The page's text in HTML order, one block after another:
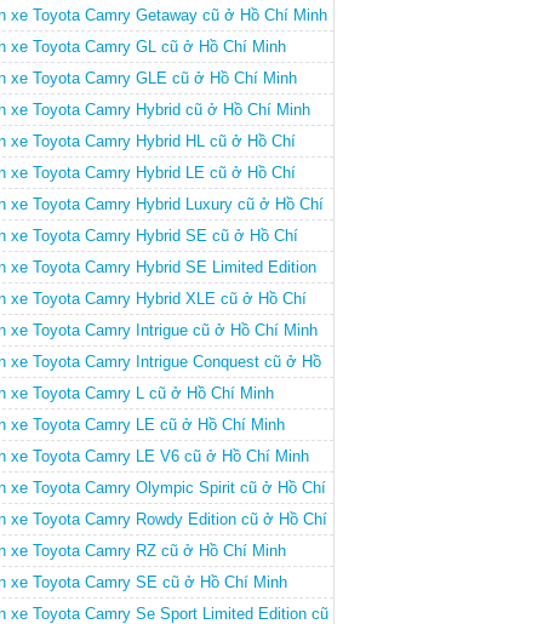
xe Toyota Camry Getaway cũ ở Hồ Chí Minh
xe Toyota Camry GL cũ ở Hồ Chí Minh
xe Toyota Camry GLE cũ ở Hồ Chí Minh
xe Toyota Camry Hybrid cũ ở Hồ Chí Minh
xe Toyota Camry Hybrid HL cũ ở Hồ Chí
xe Toyota Camry Hybrid LE cũ ở Hồ Chí
xe Toyota Camry Hybrid Luxury cũ ở Hồ Chí
xe Toyota Camry Hybrid SE cũ ở Hồ Chí
xe Toyota Camry Hybrid SE Limited Edition
Hồ Chí Minh
xe Toyota Camry Hybrid XLE cũ ở Hồ Chí
xe Toyota Camry Intrigue cũ ở Hồ Chí Minh
xe Toyota Camry Intrigue Conquest cũ ở Hồ
Minh
xe Toyota Camry L cũ ở Hồ Chí Minh
xe Toyota Camry LE cũ ở Hồ Chí Minh
xe Toyota Camry LE V6 cũ ở Hồ Chí Minh
xe Toyota Camry Olympic Spirit cũ ở Hồ Chí
xe Toyota Camry Rowdy Edition cũ ở Hồ Chí
xe Toyota Camry RZ cũ ở Hồ Chí Minh
xe Toyota Camry SE cũ ở Hồ Chí Minh
xe Toyota Camry Se Sport Limited Edition cũ